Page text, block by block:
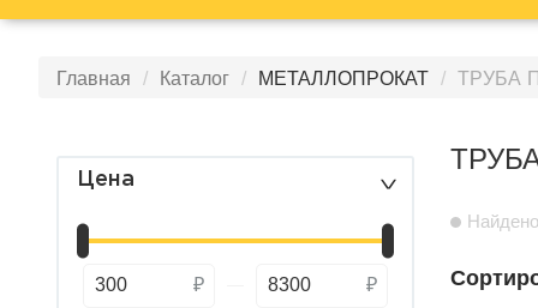
Главная Каталог МЕТАЛЛОПРОКАТ ТРУБА
Цена >
300 8300